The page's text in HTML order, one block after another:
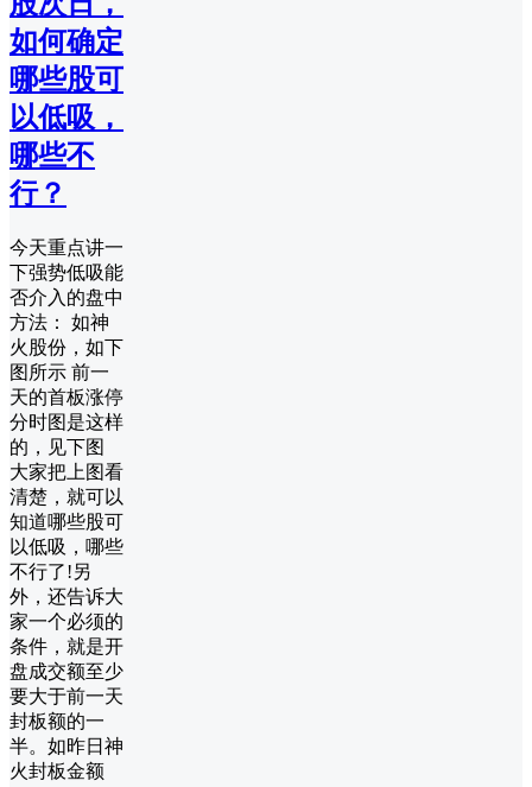
如何确定
哪些股可
以低吸，
哪些不
行？
今天重点讲一
下强势低吸能
否介入的盘中
方法： 如神
火股份，如下
图所示 前一
天的首板涨停
分时图是这样
的，见下图
大家把上图看
清楚，就可以
知道哪些股可
以低吸，哪些
不行了!另
外，还告诉大
家一个必须的
条件，就是开
盘成交额至少
要大于前一天
封板额的一
半。如昨日神
火封板金额